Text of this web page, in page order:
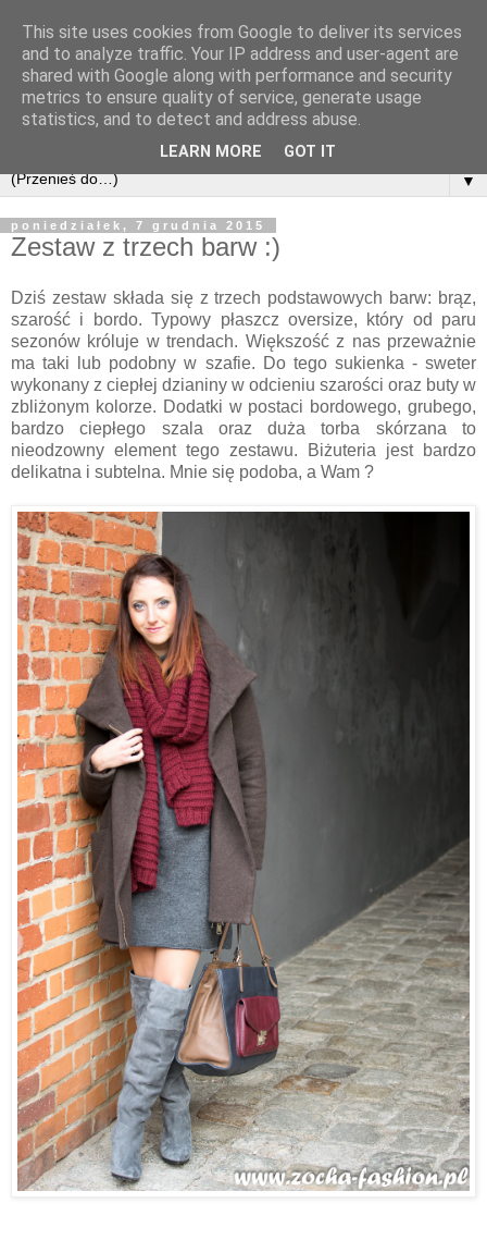
▼
poniedziałek, 7 grudnia 2015
Zestaw z trzech barw :)
Dziś zestaw składa się z trzech podstawowych barw: brąz,
szarość i bordo. Typowy płaszcz oversize, który od paru
sezonów króluje w trendach. Większość z nas przeważnie
ma taki lub podobny w szafie. Do tego sukienka - sweter
wykonany z ciepłej dzianiny w odcieniu szarości oraz buty w
zbliżonym kolorze. Dodatki w postaci bordowego, grubego,
bardzo ciepłego szala oraz duża torba skórzana to
nieodzowny element tego zestawu. Biżuteria jest bardzo
delikatna i subtelna. Mnie się podoba, a Wam ?
This site uses cookies from Google to deliver its services
and to analyze traffic. Your IP address and user-agent are
shared with Google along with performance and security
metrics to ensure quality of service, generate usage
statistics, and to detect and address abuse.
LEARN MORE GOT IT